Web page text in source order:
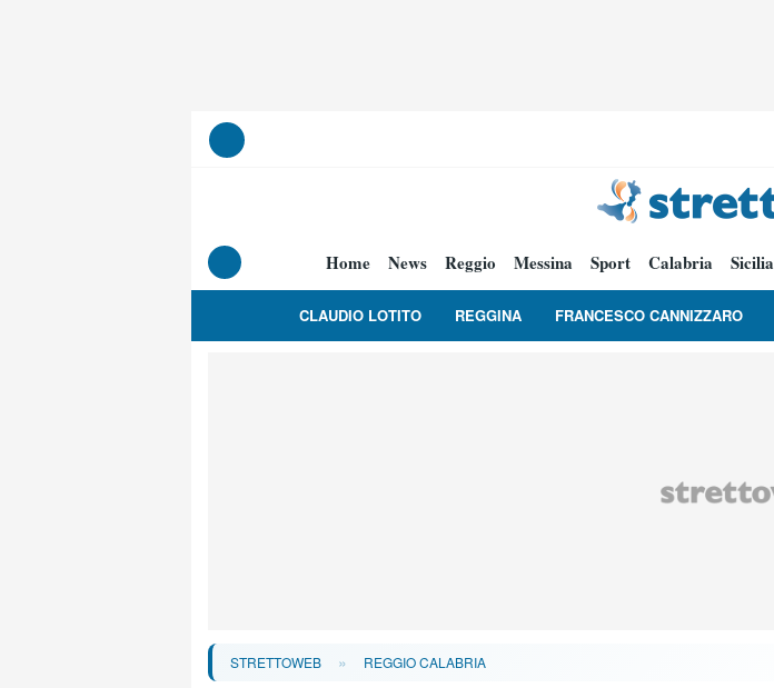
Home News Reggio Messina Sport Calabria Sicilia
CLAUDIO LOTITO REGGINA FRANCESCO CANNIZZARO
STRETTOWEB » REGGIO CALABRIA